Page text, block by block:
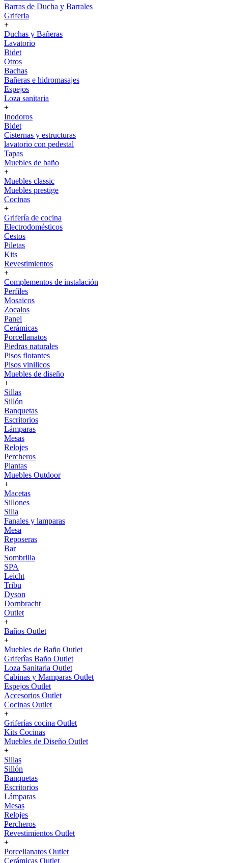
Barras de Ducha y Barrales
Griferia
+
Duchas y Bañeras
Lavatorio
Bidet
Otros
Bachas
Bañeras e hidromasajes
Espejos
Loza sanitaria
+
Inodoros
Bidet
Cisternas y estructuras
lavatorio con pedestal
Tapas
Muebles de baño
+
Muebles classic
Muebles prestige
Cocinas
+
Grifería de cocina
Electrodomésticos
Cestos
Piletas
Kits
Revestimientos
+
Complementos de instalación
Perfiles
Mosaicos
Zocalos
Panel
Cerámicas
Porcellanatos
Piedras naturales
Pisos flotantes
Pisos vinilicos
Muebles de diseño
+
Sillas
Sillón
Banquetas
Escritorios
Lámparas
Mesas
Relojes
Percheros
Plantas
Muebles Outdoor
+
Macetas
Sillones
Silla
Fanales y lamparas
Mesa
Reposeras
Bar
Sombrilla
SPA
Leicht
Tribu
Dyson
Dornbracht
Outlet
+
Baños Outlet
+
Muebles de Baño Outlet
Griferîas Baño Outlet
Loza Sanitaria Outlet
Cabinas y Mamparas Outlet
Espejos Outlet
Accesorios Outlet
Cocinas Outlet
+
Griferías cocina Outlet
Kits Cocinas
Muebles de Diseño Outlet
+
Sillas
Sillón
Banquetas
Escritorios
Lámparas
Mesas
Relojes
Percheros
Revestimientos Outlet
+
Porcellanatos Outlet
Cerámicas Outlet